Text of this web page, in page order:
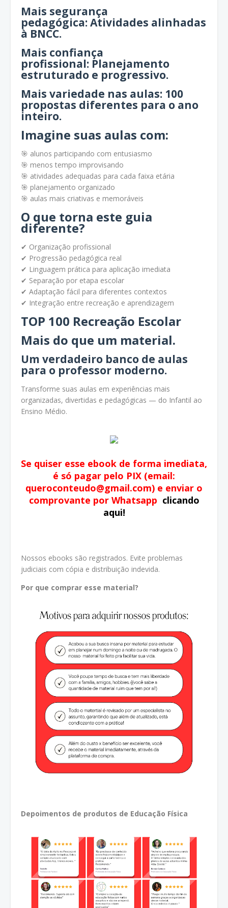
Mais segurança
pedagógica: Atividades alinhadas
à BNCC.
Mais confiança
profissional: Planejamento
estruturado e progressivo.
Mais variedade nas aulas: 100
propostas diferentes para o ano
inteiro.
Imagine suas aulas com:
🎯 alunos participando com entusiasmo
🎯 menos tempo improvisando
🎯 atividades adequadas para cada faixa etária
🎯 planejamento organizado
🎯 aulas mais criativas e memoráveis
O que torna este guia
diferente?
✔ Organização profissional
✔ Progressão pedagógica real
✔ Linguagem prática para aplicação imediata
✔ Separação por etapa escolar
✔ Adaptação fácil para diferentes contextos
✔ Integração entre recreação e aprendizagem
TOP 100 Recreação Escolar
Mais do que um material.
Um verdadeiro banco de aulas
para o professor moderno.
Transforme suas aulas em experiências mais
organizadas, divertidas e pedagógicas — do Infantil ao
Ensino Médio.
Se quiser esse ebook de forma imediata,
é só pagar pelo PIX (email:
queroconteudo@gmail.com) e enviar o
comprovante por Whatsapp clicando
aqui!
Nossos ebooks são registrados. Evite problemas
judiciais com cópia e distribuição indevida.
Por que comprar esse material?
Depoimentos de produtos de Educação Física